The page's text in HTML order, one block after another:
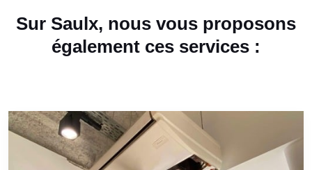
Sur Saulx, nous vous proposons
également ces services :